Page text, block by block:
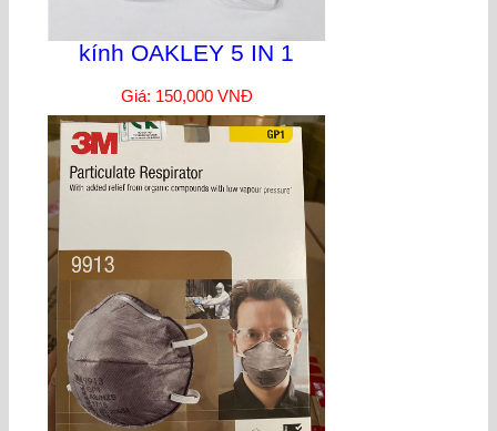
kính OAKLEY 5 IN 1
Giá: 150,000 VNĐ